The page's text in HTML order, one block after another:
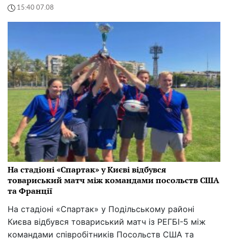
15:40 07.08
На стадіоні «Спартак» у Києві відбувся
товариський матч між командами посольств США
та Франції
На стадіоні «Спартак» у Подільському районі
Києва відбувся товариський матч із РЕГБІ-5 між
командами співробітників Посольств США та